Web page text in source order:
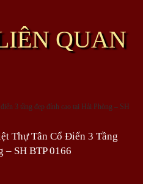
QUAN
Thự Tân Cổ Điển 3 Tầng
SH BTP 0166